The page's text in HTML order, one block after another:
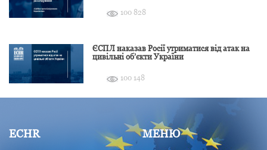
100 828
ЄСПЛ наказав Росії утриматися від атак на
цивільні об’єкти України
100 148
ECHR МЕНЮ